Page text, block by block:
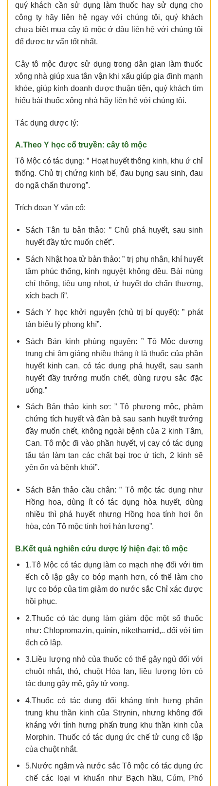
quý khách cần sử dụng làm thuốc hay sử dụng cho
công ty hãy liên hệ ngay với chúng tôi, quý khách
chưa biệt mua cây tô mộc ở đâu liên hệ với chúng tôi
để được tư vấn tốt nhất.
Cây tô mộc được sử dụng trong dân gian làm thuốc
xông nhà giúp xua tân vận khi xấu giúp gia đinh mạnh
khỏe, giúp kinh doanh được thuận tiện, quý khách tìm
hiểu bài thuốc xông nhà hãy liên hệ với chúng tôi.
Tác dụng dược lý:
A.Theo Y học cổ truyền: cây tô mộc
Tô Mộc có tác dụng: ” Hoạt huyết thông kinh, khu ứ chỉ
thống. Chủ trị chứng kinh bế, đau bụng sau sinh, đau
do ngã chấn thương”.
Trích đoạn Y văn cổ:
Sách Tân tu bản thảo: ” Chủ phá huyết, sau sinh
huyết đầy tức muốn chết”.
Sách Nhật hoa tử bản thảo: ” trị phụ nhân, khí huyết
tâm phúc thống, kinh nguyệt không đều. Bài nùng
chỉ thống, tiêu ung nhọt, ứ huyết do chấn thương,
xích bạch lî”.
Sách Y học khởi nguyên (chủ trị bí quyết): ” phát
tán biểu lý phong khí”.
Sách Bản kinh phùng nguyên: ” Tô Mộc dương
trung chi âm giáng nhiều thăng ít là thuốc của phần
huyết kinh can, có tác dụng phá huyết, sau sanh
huyết đầy trướng muốn chết, dùng rượu sắc đặc
uống.”
Sách Bản thảo kinh sơ: ” Tô phương mộc, phàm
chứng tích huyết và đàn bà sau sanh huyết trướng
đầy muốn chết, không ngoài bệnh của 2 kinh Tâm,
Can. Tô mộc đi vào phần huyết, vị cay có tác dụng
tẩu tán làm tan các chất bại trọc ứ tích, 2 kinh sẽ
yên ổn và bệnh khỏi”.
Sách Bản thảo cầu chân: ” Tô mộc tác dụng như
Hồng hoa, dùng ít có tác dụng hòa huyết, dùng
nhiều thì phá huyết nhưng Hồng hoa tính hơi ôn
hòa, còn Tô mộc tính hơi hàn lương”.
B.Kết quả nghiên cứu dược lý hiện đại: tô mộc
1.Tô Mộc có tác dụng làm co mạch nhẹ đối với tim
ếch cô lập gây co bóp mạnh hơn, có thể làm cho
lực co bóp của tim giảm do nước sắc Chỉ xác được
hồi phục.
2.Thuốc có tác dụng làm giảm độc một số thuốc
như: Chlopromazin, quinin, nikethamid,.. đối với tim
ếch cô lập.
3.Liều lượng nhỏ của thuốc có thể gây ngủ đối với
chuột nhắt, thỏ, chuột Hòa lan, liều lượng lớn có
tác dụng gây mê, gây tử vong.
4.Thuốc có tác dụng đối kháng tính hưng phấn
trung khu thần kinh của Strynin, nhưng không đối
kháng với tính hưng phấn trung khu thần kinh của
Morphin. Thuốc có tác dụng ức chế tử cung cô lập
của chuột nhắt.
5.Nước ngâm và nước sắc Tô mộc có tác dụng ức
chế các loại vi khuẩn như Bạch hầu, Cúm, Phó